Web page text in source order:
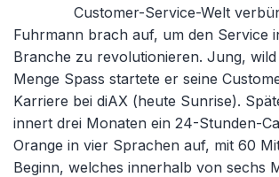
Customer-Service-Welt
Fuhrmann brach auf, um den Service
Branche zu revolutionieren. Jung,
Menge Spass startete er seine
Karriere bei diAX (heute Sunrise).
innert drei Monaten ein 24-Stunden-
Orange in vier Sprachen auf, mit 60
Beginn, welches innerhalb von sechs